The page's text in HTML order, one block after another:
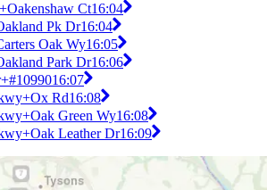
Ct16:04
Pk Dr16:04
Oak Wy16:05
Park Dr16:06
16:07
Rd16:08
Green Wy16:08
Leather Dr16:09